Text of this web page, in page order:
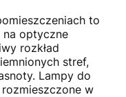
to
na optyczne
rozkład
stref,
Lampy do
w